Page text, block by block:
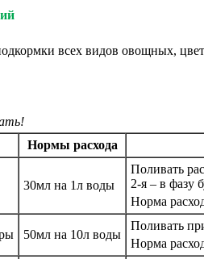
всех видов овощных,
Нормы расхода
30мл на 1л воды
Поливать
2-я – в фазу
Норма
50мл на 10л воды
Поливать
Норма